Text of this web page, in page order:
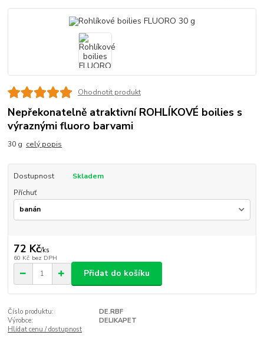
Ohodnotit produkt
Nepřekonatelně atraktivní ROHLÍKOVÉ boilies s
výraznými fluoro barvami
30 g celý popis
Dostupnost
Skladem
Příchuť
72 Kč/ks
60 Kč bez DPH
Přidat do košíku
Číslo produktu:
DE.RBF
Výrobce:
DELIKAPET
Hlídat cenu / dostupnost